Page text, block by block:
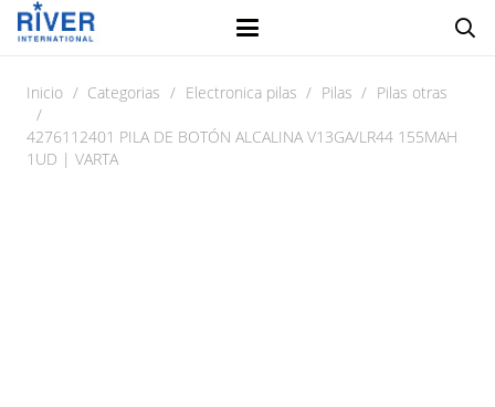
Inicio / Categorias / Electronica pilas / Pilas / Pilas otras
/
4276112401 PILA DE BOTÓN ALCALINA V13GA/LR44 155MAH
1UD | VARTA